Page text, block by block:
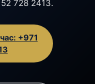
728 2413.
+971